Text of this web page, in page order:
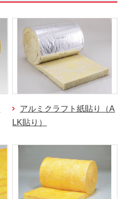
アルミクラフト紙貼り（A
LK貼り）